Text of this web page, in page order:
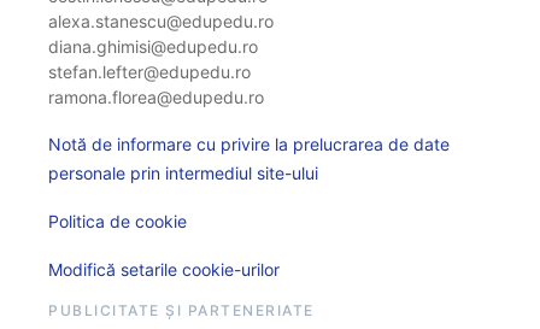
alexa.stanescu@edupedu.ro
diana.ghimisi@edupedu.ro
stefan.lefter@edupedu.ro
ramona.florea@edupedu.ro
Notă de informare cu privire la prelucrarea de date
personale prin intermediul site-ului
Politica de cookie
Modifică setarile cookie-urilor
PUBLICITATE ȘI PARTENERIATE